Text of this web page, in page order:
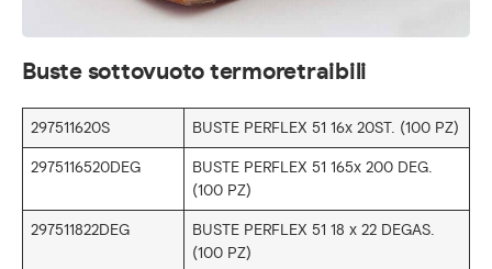
Buste sottovuoto termoretraibili
297511620S BUSTE PERFLEX 51 16x 20ST. (100 PZ)
2975116520DEG
BUSTE PERFLEX 51 165x 200 DEG.
(100 PZ)
297511822DEG
BUSTE PERFLEX 51 18 x 22 DEGAS.
(100 PZ)